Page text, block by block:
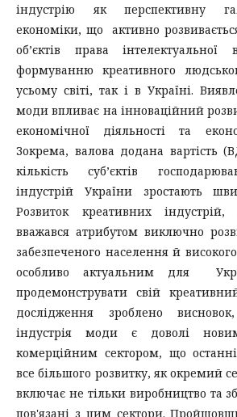
індустрію як перспективну
економіки, що активно
об’єктів права інтелектуальної
формуванню креативного
усьому світі, так і в Україні.
моди впливає на інноваційний
економічної діяльності та
Зокрема, валова додана вартість
кількість суб’єктів
індустрій України зростають
Розвиток креативних
вважався атрибутом виключно
забезпеченого населення й
особливо актуальним для
продемонструвати свій
дослідження зроблено
індустрія моди є доволі
комерційним сектором, що
все більшого розвитку, як окремий
включає не тільки виробництво та
пов'язані з цим сектори.